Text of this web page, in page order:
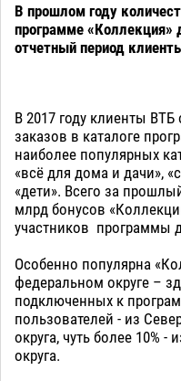
В прошлом году
программе «Коллекция»
отчетный период
В 2017 году клиенты
заказов в каталоге
наиболее популярных
«всё для дома и дачи»,
«дети». Всего за
млрд бонусов
участников программы
Особенно популярна
федеральном округе –
подключенных к
пользователей - из
округа, чуть более 10%
округа.